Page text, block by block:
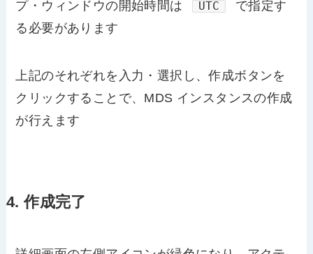
プ・ウィンドウの開始時間は
UTC
で指定す
る必要があります
上記のそれぞれを入力・選択し、作成ボタンを
クリックすることで、MDS インスタンスの作成
が行えます
4. 作成完了